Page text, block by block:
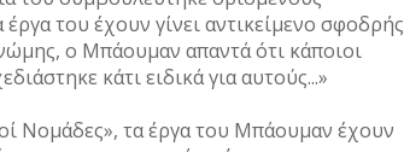
του έχουν γίνει αντικείµενο σφοδρής
ο Μπάουµαν απαντά ότι κάποιοι
κάτι ειδικά για αυτούς...»
Νοµάδες», τα έργα του Μπάουµαν έχουν